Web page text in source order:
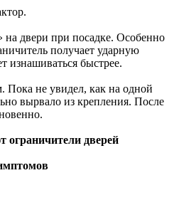
двери при посадке. Особенно
получает ударную
изнашиваться быстрее.
Пока не увидел, как на одной
вырвало из крепления. После
дверей